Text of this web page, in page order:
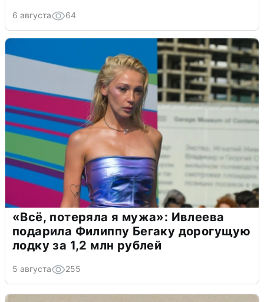
6 августа 64
«Всё, потеряла я мужа»: Ивлеева
подарила Филиппу Бегаку дорогущую
лодку за 1,2 млн рублей
5 августа 255